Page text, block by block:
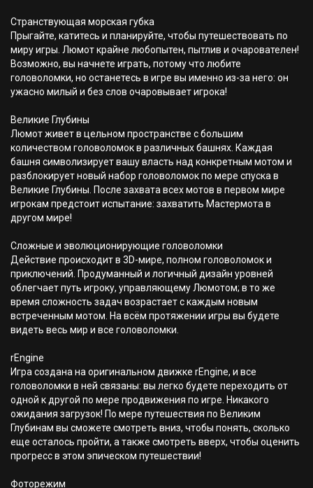
Странствующая морская губка
Прыгайте, катитесь и планируйте, чтобы путешествовать по
миру игры. Люмот крайне любопытен, пытлив и очарователен!
Возможно, вы начнете играть, потому что любите
головоломки, но останетесь в игре вы именно из-за него: он
ужасно милый и без слов очаровывает игрока!
Великие Глубины
Люмот живет в цельном пространстве с большим
количеством головоломок в различных башнях. Каждая
башня символизирует вашу власть над конкретным мотом и
разблокирует новый набор головоломок по мере спуска в
Великие Глубины. После захвата всех мотов в первом мире
игрокам предстоит испытание: захватить Мастермота в
другом мире!
Сложные и эволюционирующие головоломки
Действие происходит в 3D-мире, полном головоломок и
приключений. Продуманный и логичный дизайн уровней
облегчает путь игроку, управляющему Люмотом; в то же
время сложность задач возрастает с каждым новым
встреченным мотом. На всём протяжении игры вы будете
видеть весь мир и все головоломки.
rEngine
Игра создана на оригинальном движке rEngine, и все
головоломки в ней связаны: вы легко будете переходить от
одной к другой по мере продвижения по игре. Никакого
ожидания загрузок! По мере путешествия по Великим
Глубинам вы сможете смотреть вниз, чтобы понять, сколько
еще осталось пройти, а также смотреть вверх, чтобы оценить
прогресс в этом эпическом путешествии!
Фоторежим